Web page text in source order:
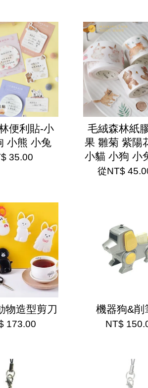
便利貼-小
小熊 小兔
35.00
毛絨森林紙
果 雛菊 紫陽
小貓 小狗 小
從NT$
物造型剪刀
173.00
機器狗&削
NT$